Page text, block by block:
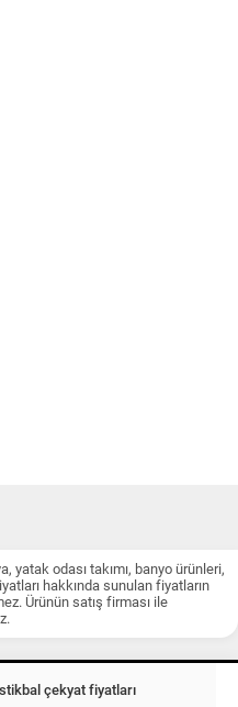
yatak odası takımı, banyo ürünleri,
hakkında sunulan fiyatların
Ürünün satış firması ile
çekyat fiyatları